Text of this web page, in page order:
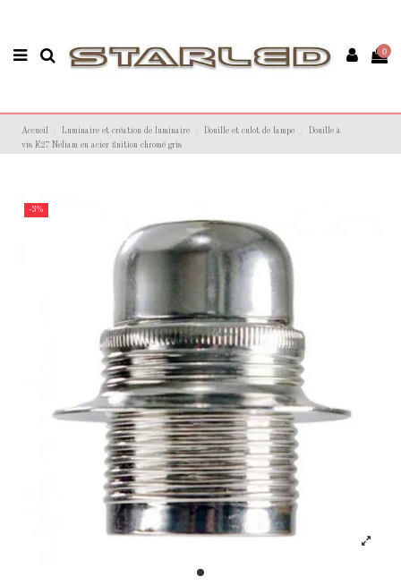
0
Accueil Luminaire et création de luminaire Douille et culot de lampe
Douille à
vis E27 Neliam en acier finition chromé gris
-3%